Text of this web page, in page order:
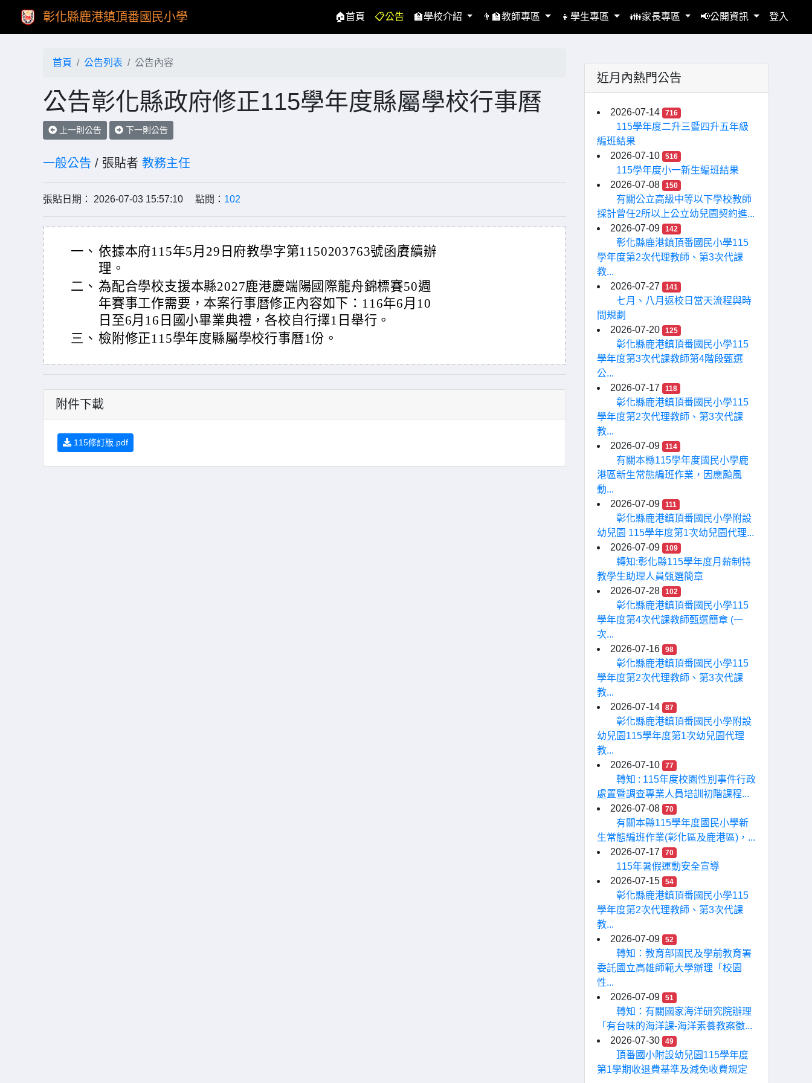
彰化縣鹿港鎮頂番國民小學 🏠首頁(current)
📋公告 🏫學校介紹 👨‍🏫教師專區 👧學生專區 👪家長專區 📢公開資訊 登入
首頁 公告列表 公告內容
公告彰化縣政府修正115學年度縣屬學校行事曆
上一則公告 下一則公告
一般公告 / 張貼者 教務主任
張貼日期： 2026-07-03 15:57:10 點閱： 102
一、 依據本府115年5月29日府教學字第1150203763號函賡續辦
理。
二、 為配合學校支援本縣2027鹿港慶端陽國際龍舟錦標賽50週
年賽事工作需要，本案行事曆修正內容如下：116年6月10
日至6月16日國小畢業典禮，各校自行擇1日舉行。
三、 檢附修正115學年度縣屬學校行事曆1份。
附件下載
115修訂版.pdf
近月內熱門公告
2026-07-14 716
115學年度二升三暨四升五年級
編班結果
2026-07-10
516
115學年度小一新生編班結果
2026-07-08
150
有關公立高級中等以下學校教師
採計曾任2所以上公立幼兒園契約進...
2026-07-09
142
彰化縣鹿港鎮頂番國民小學115
學年度第2次代理教師、第3次代課
教...
2026-07-27
141
七月、八月返校日當天流程與時
間規劃
2026-07-20
125
彰化縣鹿港鎮頂番國民小學115
學年度第3次代課教師第4階段甄選
公...
2026-07-17
118
彰化縣鹿港鎮頂番國民小學115
學年度第2次代理教師、第3次代課
教...
2026-07-09
114
有關本縣115學年度國民小學鹿
港區新生常態編班作業，因應颱風
動...
2026-07-09
111
彰化縣鹿港鎮頂番國民小學附設
幼兒園 115學年度第1次幼兒園代理...
2026-07-09
109
轉知:彰化縣115學年度月薪制特
教學生助理人員甄選簡章
2026-07-28
102
彰化縣鹿港鎮頂番國民小學115
學年度第4次代課教師甄選簡章 (一
次...
2026-07-16
98
彰化縣鹿港鎮頂番國民小學115
學年度第2次代理教師、第3次代課
教...
2026-07-14
87
彰化縣鹿港鎮頂番國民小學附設
幼兒園115學年度第1次幼兒園代理
教...
2026-07-10
77
轉知 : 115年度校園性別事件行政
處置暨調查專業人員培訓初階課程...
2026-07-08
70
有關本縣115學年度國民小學新
生常態編班作業(彰化區及鹿港區)，...
2026-07-17
70
115年暑假運動安全宣導
2026-07-15
54
彰化縣鹿港鎮頂番國民小學115
學年度第2次代理教師、第3次代課
教...
2026-07-09
52
轉知：教育部國民及學前教育署
委託國立高雄師範大學辦理「校園
性...
2026-07-09
51
轉知：有關國家海洋研究院辦理
「有台味的海洋課-海洋素養教案徵...
2026-07-30
49
頂番國小附設幼兒園115學年度
第1學期收退費基準及減免收費規定